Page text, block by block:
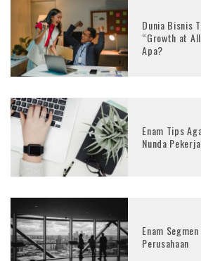
Dunia Bisnis
“Growth at
Apa?
Enam Tips
Nunda
Enam
Perusahaan